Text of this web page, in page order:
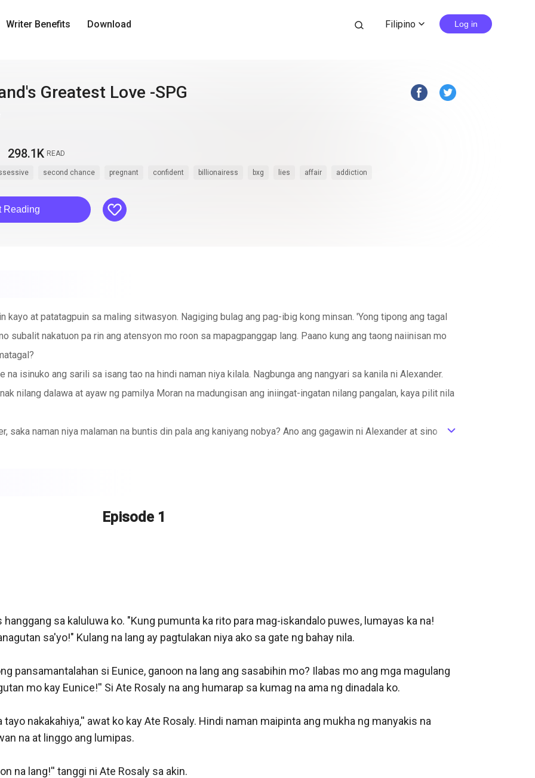
Writer Benefits Download search Filipino expand_more Log in
Greatest Love -SPG
298.1K READ
second chance pregnant confident billionairess bxg lies affair addiction
Reading like
kayo at patatagpuin sa maling sitwasyon. Nagiging bulag ang pag-ibig kong minsan. 'Yong tipong ang tagal
subalit nakatuon pa rin ang atensyon mo roon sa mapagpanggap lang. Paano kung ang taong naiinisan mo
na isinuko ang sarili sa isang tao na hindi naman niya kilala. Nagbunga ang nangyari sa kanila ni Alexander.
nilang dalawa at ayaw ng pamilya Moran na madungisan ang iniingat-ingatan nilang pangalan, kaya pilit nila
saka naman niya malaman na buntis din pala ang kaniyang nobya? Ano ang gagawin ni Alexander at sino ang
ng asawa niya dahil sa pananakit niya sa damdamin nito? Ano ang gagawin ni Alexander kung ang tunay niya
pinakawalan niya pa ito. May pag-asa pa ba siya sa puso ng minamahal niya o tuluyan na siya nitong
ic_default
Episode 1